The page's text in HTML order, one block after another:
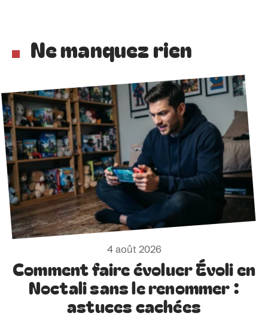
Ne manquez rien
4 août 2026
Comment faire évoluer Évoli en
Noctali sans le renommer :
astuces cachées